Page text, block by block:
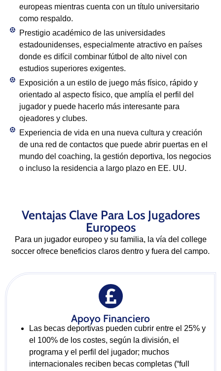
europeas mientras cuenta con un título universitario
como respaldo.​
Prestigio académico de las universidades
estadounidenses, especialmente atractivo en países
donde es difícil combinar fútbol de alto nivel con
estudios superiores exigentes.​
Exposición a un estilo de juego más físico, rápido y
orientado al aspecto físico, que amplía el perfil del
jugador y puede hacerlo más interesante para
ojeadores y clubes.​
Experiencia de vida en una nueva cultura y creación
de una red de contactos que puede abrir puertas en el
mundo del coaching, la gestión deportiva, los negocios
o incluso la residencia a largo plazo en EE. UU.​
Ventajas Clave Para Los Jugadores
Europeos
Para un jugador europeo y su familia, la vía del college
soccer ofrece beneficios claros dentro y fuera del campo.
Apoyo Financiero
Las becas deportivas pueden cubrir entre el 25% y
el 100% de los costes, según la división, el
programa y el perfil del jugador; muchos
internacionales reciben becas completas (“full